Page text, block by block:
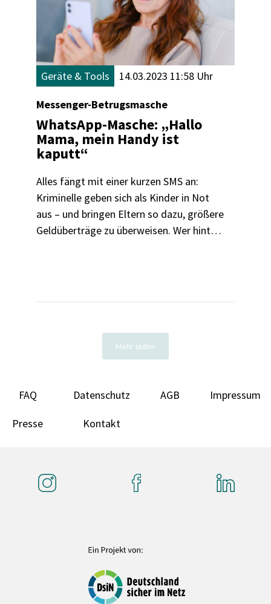
Geräte & Tools 14.03.2023 11:58 Uhr
Messenger-Betrugsmasche
WhatsApp-Masche: „Hallo
Mama, mein Handy ist
kaputt“
Alles fängt mit einer kurzen SMS an:
Kriminelle geben sich als Kinder in Not
aus – und bringen Eltern so dazu, größere
Geldüberträge zu überweisen. Wer hinter
Mehr laden
FAQ Datenschutz AGB Impressum
Presse Kontakt